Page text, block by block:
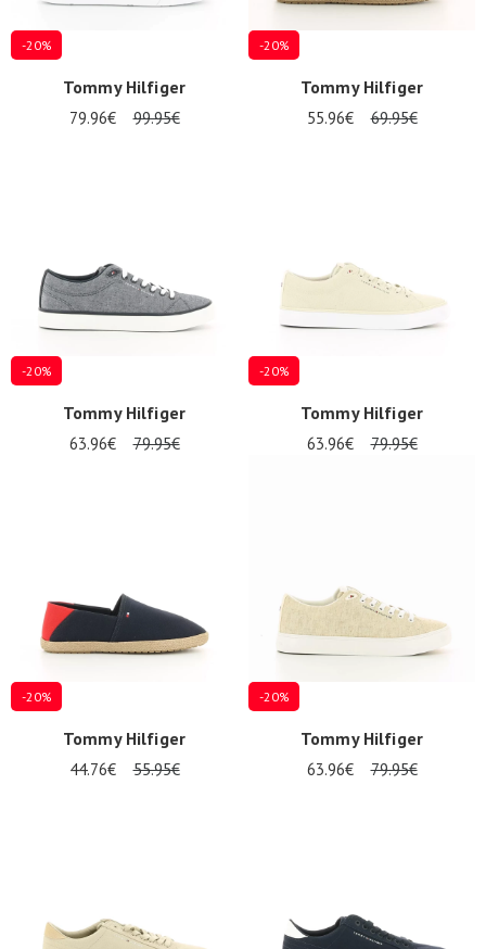
-20%
Tommy Hilfiger
79.96€ 99.95€
-20%
Tommy Hilfiger
55.96€ 69.95€
-20%
Tommy Hilfiger
63.96€ 79.95€
-20%
Tommy Hilfiger
63.96€ 79.95€
-20%
Tommy Hilfiger
44.76€ 55.95€
-20%
Tommy Hilfiger
63.96€ 79.95€